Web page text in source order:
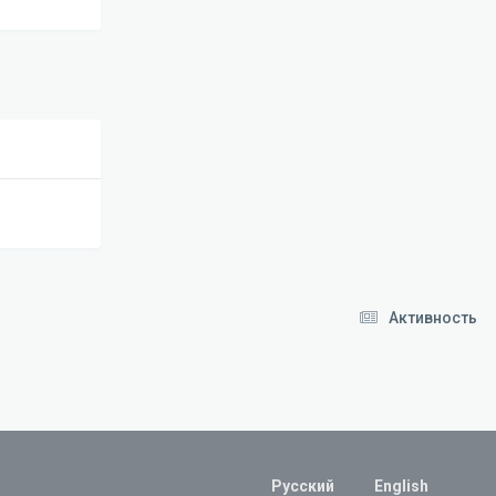
Активность
Русский English